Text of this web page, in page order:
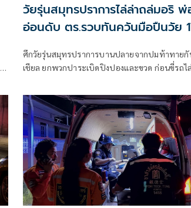
วัยรุ่นสมุทรปราการไล่ล่าถล่มอริ
อ่อนดับ ตร.รวบทันควันมือปืนวัย
ศึกวัยรุ่นสมุทรปราการบานปลายจากปมท้าทายกั
เชียล ยกพวกปาระเบิดปิงปองและขวด ก่อนขี่รถไ